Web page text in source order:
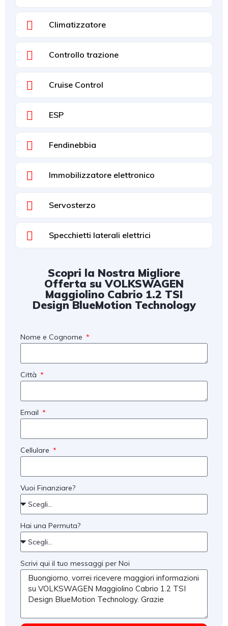
Climatizzatore
Controllo trazione
Cruise Control
ESP
Fendinebbia
Immobilizzatore elettronico
Servosterzo
Specchietti laterali elettrici
Scopri la Nostra Migliore
Offerta su VOLKSWAGEN
Maggiolino Cabrio 1.2 TSI
Design BlueMotion Technology
Nome e Cognome
Città
Email
Cellulare
Vuoi Finanziare?
Hai una Permuta?
Scrivi qui il tuo messaggi per Noi